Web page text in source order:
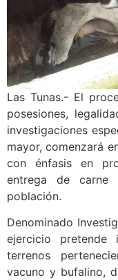
Las Tunas.- El
posesiones,
investigaciones
mayor, comenzará
con énfasis en
entrega de
población.
Denominado
ejercicio
terrenos
vacuno y bufalino,